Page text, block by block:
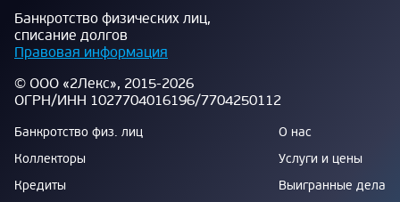
Банкротство физических лиц,
списание долгов
Правовая информация
© ООО «2Лекс», 2015-2026
ОГРН/ИНН 1027704016196/7704250112
Банкротство физ. лиц
Коллекторы
Кредиты
О нас
Услуги и цены
Выигранные дела